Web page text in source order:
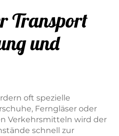
Transport
und
oft spezielle
Ferngläser oder
Verkehrsmitteln wird der
schnell zur